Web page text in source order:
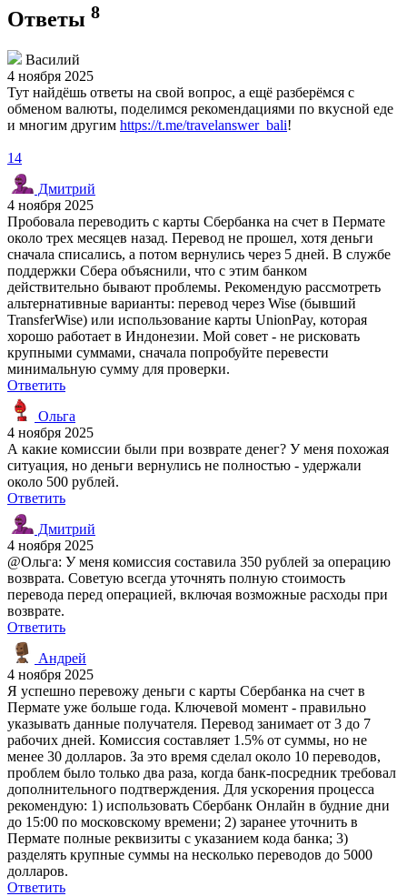
Ответы 8
Василий
4 ноября 2025
Тут найдёшь ответы на свой вопрос, а ещё разберёмся с
обменом валюты, поделимся рекомендациями по вкусной еде
и многим другим https://t.me/travelanswer_bali!
14
Дмитрий
4 ноября 2025
Пробовала переводить с карты Сбербанка на счет в Пермате
около трех месяцев назад. Перевод не прошел, хотя деньги
сначала списались, а потом вернулись через 5 дней. В службе
поддержки Сбера объяснили, что с этим банком
действительно бывают проблемы. Рекомендую рассмотреть
альтернативные варианты: перевод через Wise (бывший
TransferWise) или использование карты UnionPay, которая
хорошо работает в Индонезии. Мой совет - не рисковать
крупными суммами, сначала попробуйте перевести
минимальную сумму для проверки.
Ответить
Ольга
4 ноября 2025
А какие комиссии были при возврате денег? У меня похожая
ситуация, но деньги вернулись не полностью - удержали
около 500 рублей.
Ответить
Дмитрий
4 ноября 2025
@Ольга: У меня комиссия составила 350 рублей за операцию
возврата. Советую всегда уточнять полную стоимость
перевода перед операцией, включая возможные расходы при
возврате.
Ответить
Андрей
4 ноября 2025
Я успешно перевожу деньги с карты Сбербанка на счет в
Пермате уже больше года. Ключевой момент - правильно
указывать данные получателя. Перевод занимает от 3 до 7
рабочих дней. Комиссия составляет 1.5% от суммы, но не
менее 30 долларов. За это время сделал около 10 переводов,
проблем было только два раза, когда банк-посредник требовал
дополнительного подтверждения. Для ускорения процесса
рекомендую: 1) использовать Сбербанк Онлайн в будние дни
до 15:00 по московскому времени; 2) заранее уточнить в
Пермате полные реквизиты с указанием кода банка; 3)
разделять крупные суммы на несколько переводов до 5000
долларов.
Ответить